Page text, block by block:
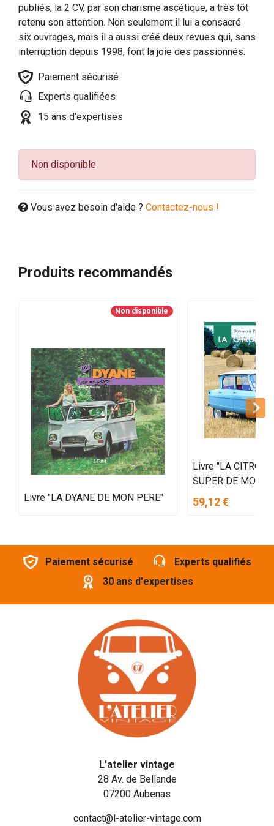
publiés, la 2 CV, par son charisme ascétique, a très tôt
retenu son attention. Non seulement il lui a consacré
six ouvrages, mais il a aussi créé deux revues qui, sans
interruption depuis 1998, font la joie des passionnés.
Paiement sécurisé
Experts qualifiées
15 ans d’expertises
Non disponible
Vous avez besoin d'aide ? Contactez-nous !
Produits recommandés
Non disponible
Livre "LA DYANE DE MON PERE"
Livre "LA
SUPER DE MON
59,12 €
Paiement sécurisé
Experts qualifiés
30 ans d'expertises
L'atelier vintage
28 Av. de Bellande
07200 Aubenas
contact@l-atelier-vintage.com